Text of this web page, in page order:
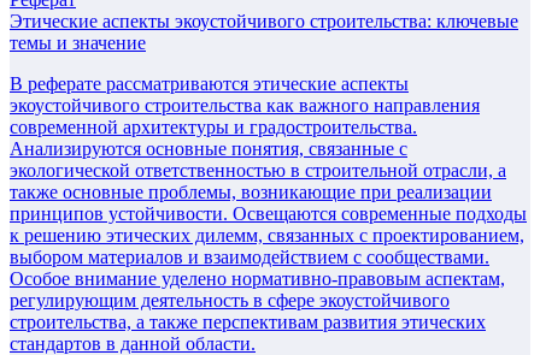
Этические аспекты экоустойчивого строительства: ключевые
темы и значение
В реферате рассматриваются этические аспекты
экоустойчивого строительства как важного направления
современной архитектуры и градостроительства.
Анализируются основные понятия, связанные с
экологической ответственностью в строительной отрасли, а
также основные проблемы, возникающие при реализации
принципов устойчивости. Освещаются современные подходы
к решению этических дилемм, связанных с проектированием,
выбором материалов и взаимодействием с сообществами.
Особое внимание уделено нормативно-правовым аспектам,
регулирующим деятельность в сфере экоустойчивого
строительства, а также перспективам развития этических
стандартов в данной области.